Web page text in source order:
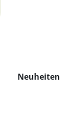
Neuheiten